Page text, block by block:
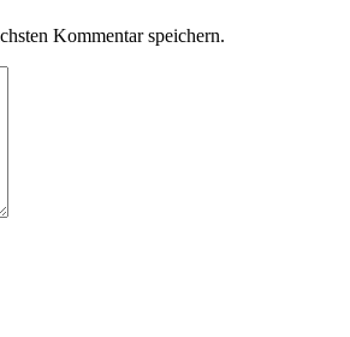
Kommentar speichern.